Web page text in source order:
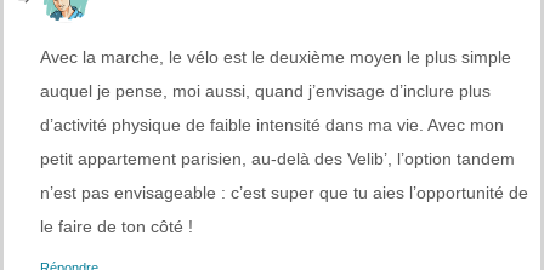
Avec la marche, le vélo est le deuxième moyen le plus simple
auquel je pense, moi aussi, quand j’envisage d’inclure plus
d’activité physique de faible intensité dans ma vie. Avec mon
petit appartement parisien, au-delà des Velib’, l’option tandem
n’est pas envisageable : c’est super que tu aies l’opportunité de
le faire de ton côté !